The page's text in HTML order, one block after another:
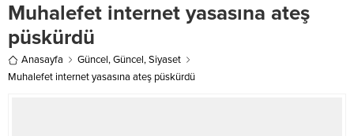
Muhalefet internet yasasına ateş
püskürdü
Anasayfa Güncel,Güncel,Siyaset
Muhalefet internet yasasına ateş püskürdü